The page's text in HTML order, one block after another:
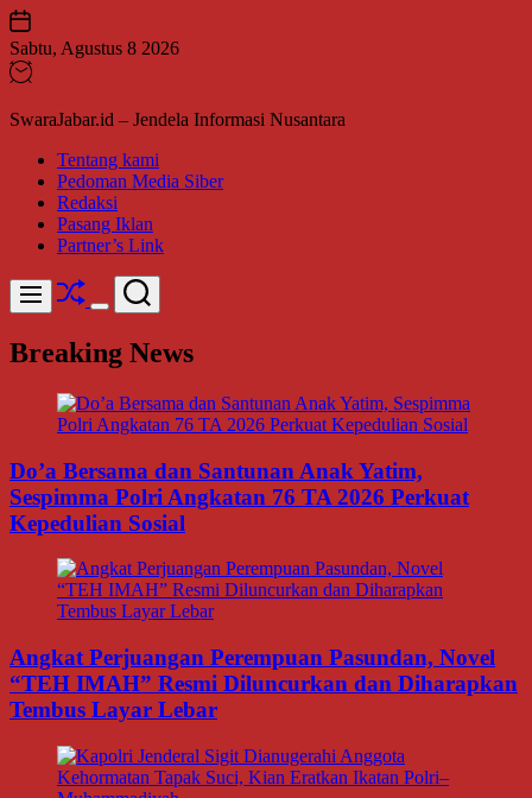
Skip
to
content
Sabtu, Agustus 8 2026
SwaraJabar.id – Jendela Informasi Nusantara
Tentang kami
Pedoman Media Siber
Redaksi
Pasang Iklan
Partner’s Link
Menu Shuffle
Switch
mode
Search
Breaking News
Do’a Bersama dan Santunan Anak Yatim,
Sespimma Polri Angkatan 76 TA 2026 Perkuat
Kepedulian Sosial
Angkat Perjuangan Perempuan Pasundan, Novel
“TEH IMAH” Resmi Diluncurkan dan Diharapkan
Tembus Layar Lebar